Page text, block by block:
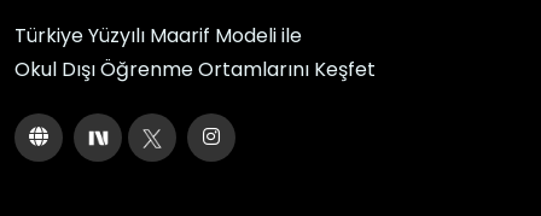
Türkiye Yüzyılı Maarif Modeli ile
Okul Dışı Öğrenme Ortamlarını Keşfet